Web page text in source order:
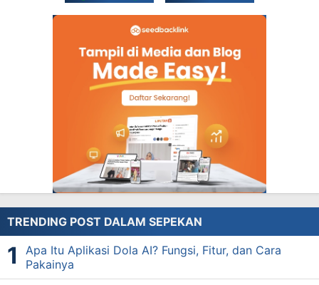
TRENDING POST DALAM SEPEKAN
Apa Itu Aplikasi Dola AI? Fungsi, Fitur, dan Cara
Pakainya